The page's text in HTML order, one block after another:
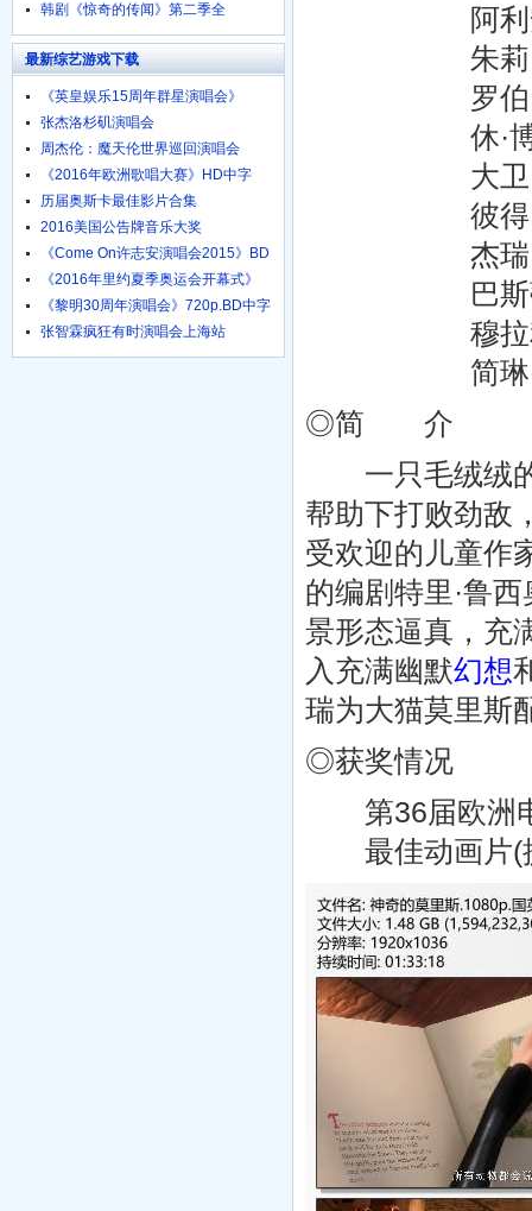
阿利安·巴
朱莉·阿瑟
罗伯·布莱
休·博纳维
大卫·田纳
彼得·塞拉
杰瑞·霍夫
巴斯蒂安·
穆拉利·佩
简琳·雷哈
◎简 介
一只毛绒绒的
帮助下打败劲敌
受欢迎的儿童作
的编剧特里·鲁
景形态逼真，充
入充满幽默幻想
瑞为大猫莫里斯
◎获奖情况
第36届欧洲
最佳动画片(
韩剧《惊奇的传闻》第二季全
最新综艺游戏下载
《英皇娱乐15周年群星演唱会》
720p.BD粤语中字
张杰洛杉矶演唱会
周杰伦：魔天伦世界巡回演唱会
《2016年欧洲歌唱大赛》HD中字
1024高清
历届奥斯卡最佳影片合集
2016美国公告牌音乐大奖
《Come On许志安演唱会2015》BD
粤语中字
《2016年里约夏季奥运会开幕式》
HD国语
《黎明30周年演唱会》720p.BD中字
张智霖疯狂有时演唱会上海站